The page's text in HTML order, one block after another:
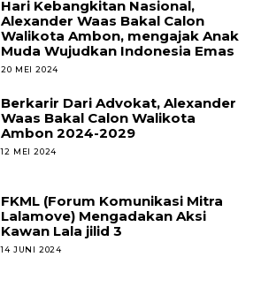
Hari Kebangkitan Nasional,
Alexander Waas Bakal Calon
Walikota Ambon, mengajak Anak
Muda Wujudkan Indonesia Emas
20 MEI 2024
Berkarir Dari Advokat, Alexander
Waas Bakal Calon Walikota
Ambon 2024-2029
12 MEI 2024
FKML (Forum Komunikasi Mitra
Lalamove) Mengadakan Aksi
Kawan Lala jilid 3
14 JUNI 2024